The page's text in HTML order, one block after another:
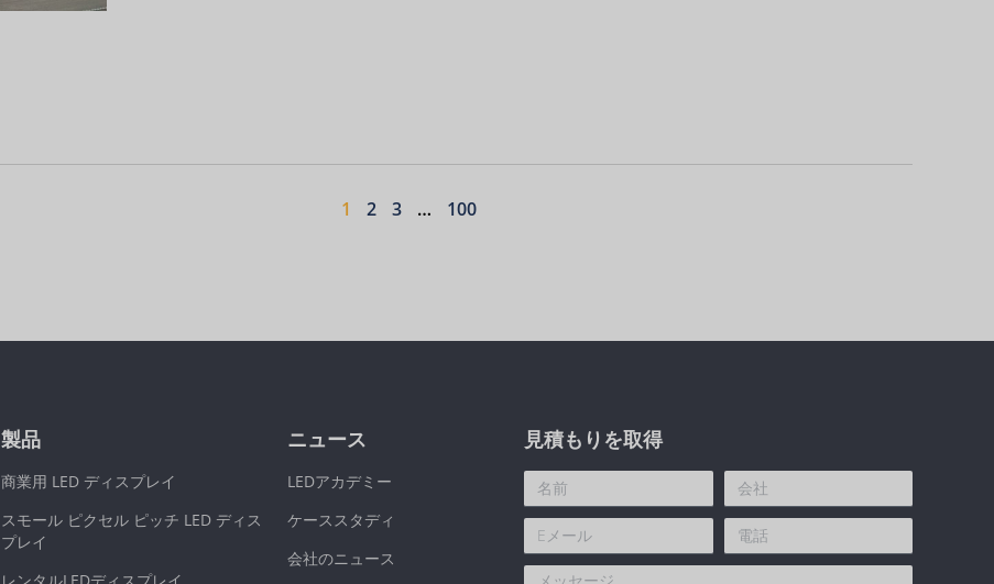
1 2 3 … 100
製品
商業用 LED ディスプレイ
スモール ピクセル ピッチ LED ディス
プレイ
ニュース
LEDアカデミー
ケーススタディ
会社のニュース
見積もりを取得